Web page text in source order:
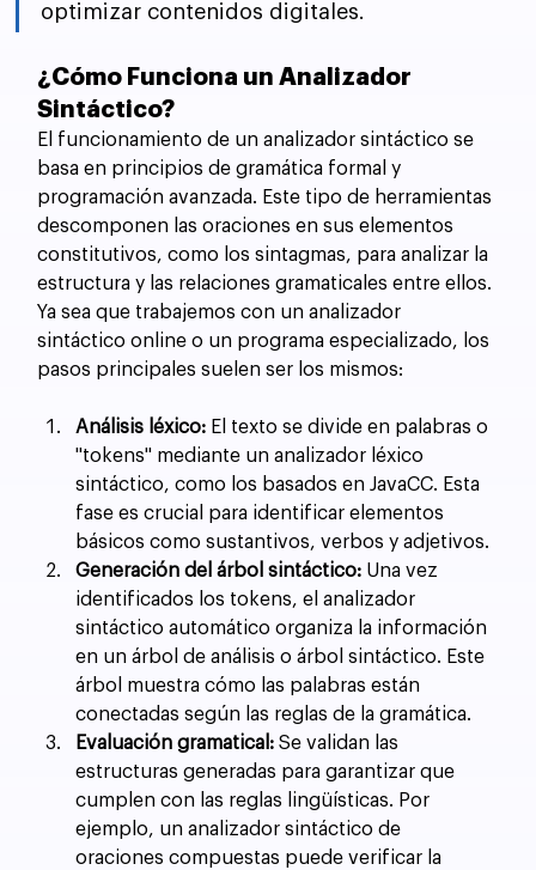
optimizar contenidos digitales.
¿Cómo Funciona un Analizador
Sintáctico?
El funcionamiento de un analizador sintáctico se
basa en principios de gramática formal y
programación avanzada. Este tipo de herramientas
descomponen las oraciones en sus elementos
constitutivos, como los sintagmas, para analizar la
estructura y las relaciones gramaticales entre ellos.
Ya sea que trabajemos con un analizador
sintáctico online o un programa especializado, los
pasos principales suelen ser los mismos:
Análisis léxico: El texto se divide en palabras o
"tokens" mediante un analizador léxico
sintáctico, como los basados en JavaCC. Esta
fase es crucial para identificar elementos
básicos como sustantivos, verbos y adjetivos.
Generación del árbol sintáctico: Una vez
identificados los tokens, el analizador
sintáctico automático organiza la información
en un árbol de análisis o árbol sintáctico. Este
árbol muestra cómo las palabras están
conectadas según las reglas de la gramática.
Evaluación gramatical: Se validan las
estructuras generadas para garantizar que
cumplen con las reglas lingüísticas. Por
ejemplo, un analizador sintáctico de
oraciones compuestas puede verificar la